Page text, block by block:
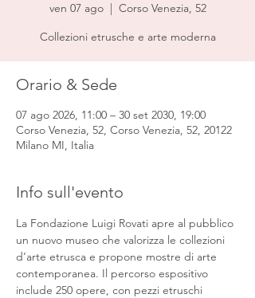
ven 07 ago
  |
Corso Venezia, 52
Collezioni etrusche e arte moderna
Orario & Sede
07 ago 2026, 11:00 – 30 set 2030, 19:00
Corso Venezia, 52, Corso Venezia, 52, 20122
Milano MI, Italia
Info sull'evento
La Fondazione Luigi Rovati apre al pubblico
un nuovo museo che valorizza le collezioni
d’arte etrusca e propone mostre di arte
contemporanea. Il percorso espositivo
include 250 opere, con pezzi etruschi